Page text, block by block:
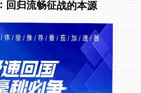
回归流畅征战的本源